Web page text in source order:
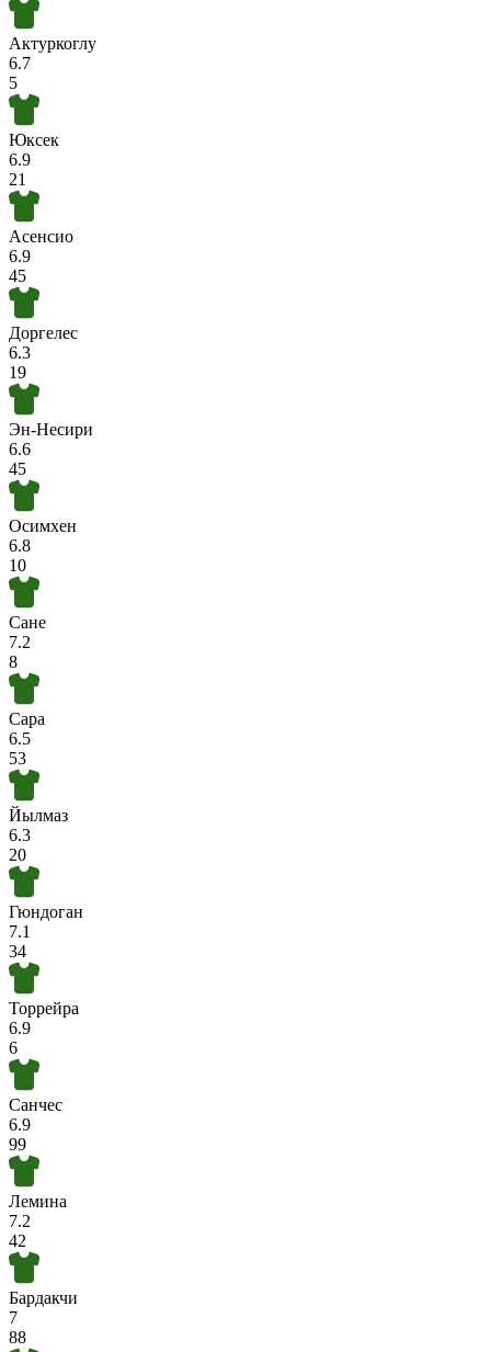
Актуркоглу
6.7
5
Юксек
6.9
21
Асенсио
6.9
45
Доргелес
6.3
19
Эн-Несири
6.6
45
Осимхен
6.8
10
Сане
7.2
8
Сара
6.5
53
Йылмаз
6.3
20
Гюндоган
7.1
34
Торрейра
6.9
6
Санчес
6.9
99
Лемина
7.2
42
Бардакчи
7
88